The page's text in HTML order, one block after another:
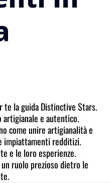
te la guida Distinctive Stars.
artigianale e autentico.
come unire artigianalità e
impiattamenti redditizi.
e le loro esperienze.
ruolo prezioso dietro le